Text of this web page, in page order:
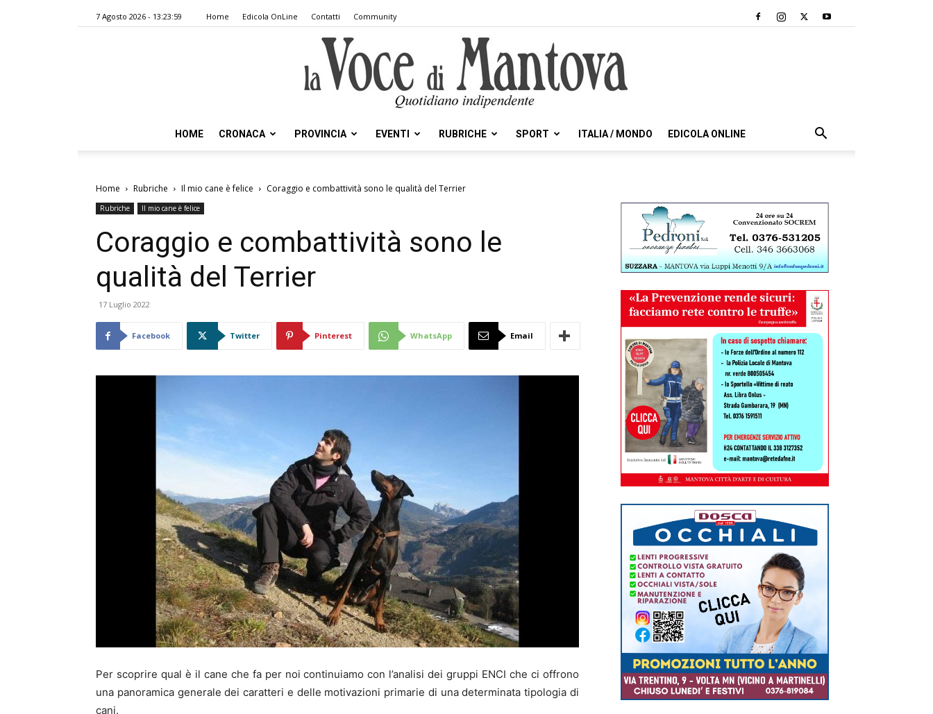
7 Agosto 2026 - 13:23:59 Home Edicola OnLine Contatti Community
Voce
HOME CRONACA PROVINCIA EVENTI RUBRICHE SPORT ITALIA / MONDO EDICOLA ONLINE
Home Rubriche Il mio cane è felice Coraggio e combattività sono le qualità del Terrier
Rubriche Il mio cane è felice
Coraggio e combattività sono le
qualità del Terrier
17 Luglio 2022
Facebook Twitter Pinterest WhatsApp Email
Per scoprire qual è il cane che fa per noi continuiamo con l’analisi dei gruppi ENCI che ci offrono
una panoramica generale dei caratteri e delle motivazioni primarie di una determinata tipologia di
cani.